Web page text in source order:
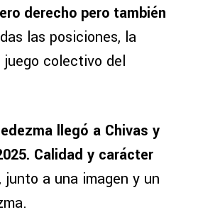
derecho pero también
las posiciones, la
colectivo del
llegó a Chivas y
Calidad y carácter
a una imagen y un